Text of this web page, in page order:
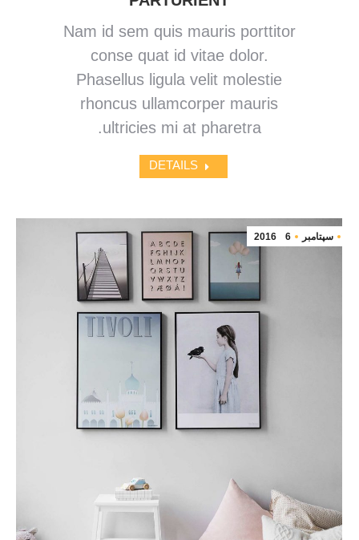
Nam id sem quis mauris porttitor
conse quat id vitae dolor.
Phasellus ligula velit molestie
rhoncus ullamcorper mauris
ultricies mi at pharetra.
DETAILS
سپتامبر 6
2016